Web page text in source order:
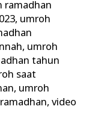
ramadhan
, umroh
, umroh
tahun
saat
, umroh
,video